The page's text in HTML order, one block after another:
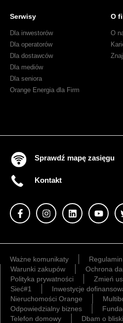
Serwisy
Dla inwestorów
Dla operatorów
Dla dostawców
Dla mediów
Dla seniora
Orange Energia dla Firm
O
O
Sprawdź mapę zasięgu
Kontakt
Ważne komunikaty
Warunki zakupów
Ochrona
Polityka prywatności
Zmień
Sieć#1
Inwestycje
Nieruchomości Orange
Odpowiedzialny biznes
Telefon domowy
Dbam o